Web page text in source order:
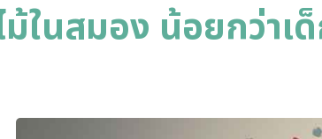
ในสมอง น้อยกว่าเ